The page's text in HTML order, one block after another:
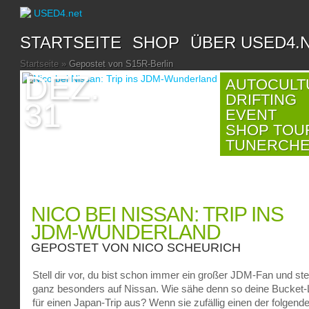
STARTSEITE SHOP ÜBER
Startseite » Gepostet von S15R-Berlin
DRIFTING
EVENT
SHOP
DEZ.
31
NICO BEI NISSAN: TRIP INS
JDM-WUNDERLAND
GEPOSTET VON NICO SCHEURICH
Stell dir vor, du bist schon immer ein großer JDM-Fan und
ganz besonders auf Nissan. Wie sähe denn so deine
für einen Japan-Trip aus? Wenn sie zufällig einen der